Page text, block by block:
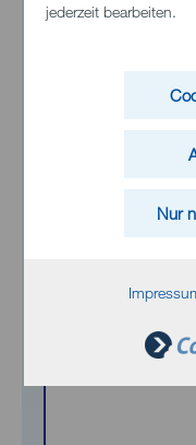
jederzeit bearbeiten.
Nur
Schloßhaustraße 100
+49 (0)7321
Bei Aktivierung